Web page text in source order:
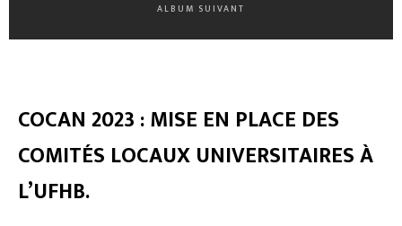
ALBUM SUIVANT
COCAN 2023 : MISE EN PLACE DES
COMITÉS LOCAUX UNIVERSITAIRES À
L’UFHB.